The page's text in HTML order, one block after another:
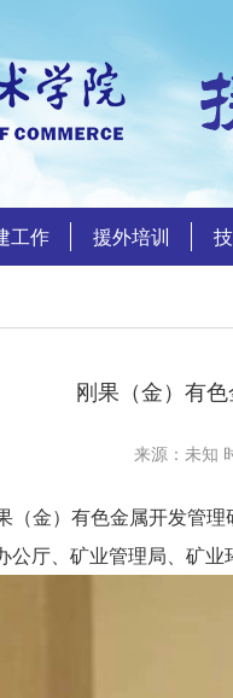
工作 援外培训
刚果（金）有
来源：未知
金）有色金属开发管
厅、矿业管理局、矿